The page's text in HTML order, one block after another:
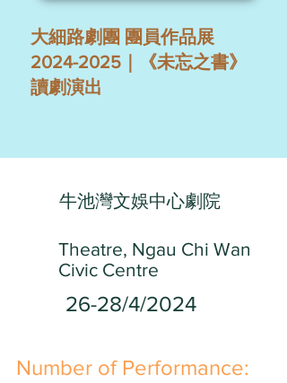
大細路劇團 團員作品展
2024-2025｜《未忘之書》
讀劇演出
牛池灣文娛中心劇院
Theatre, Ngau Chi Wan
Civic Centre
26-28/4/2024
​Number of Performance: